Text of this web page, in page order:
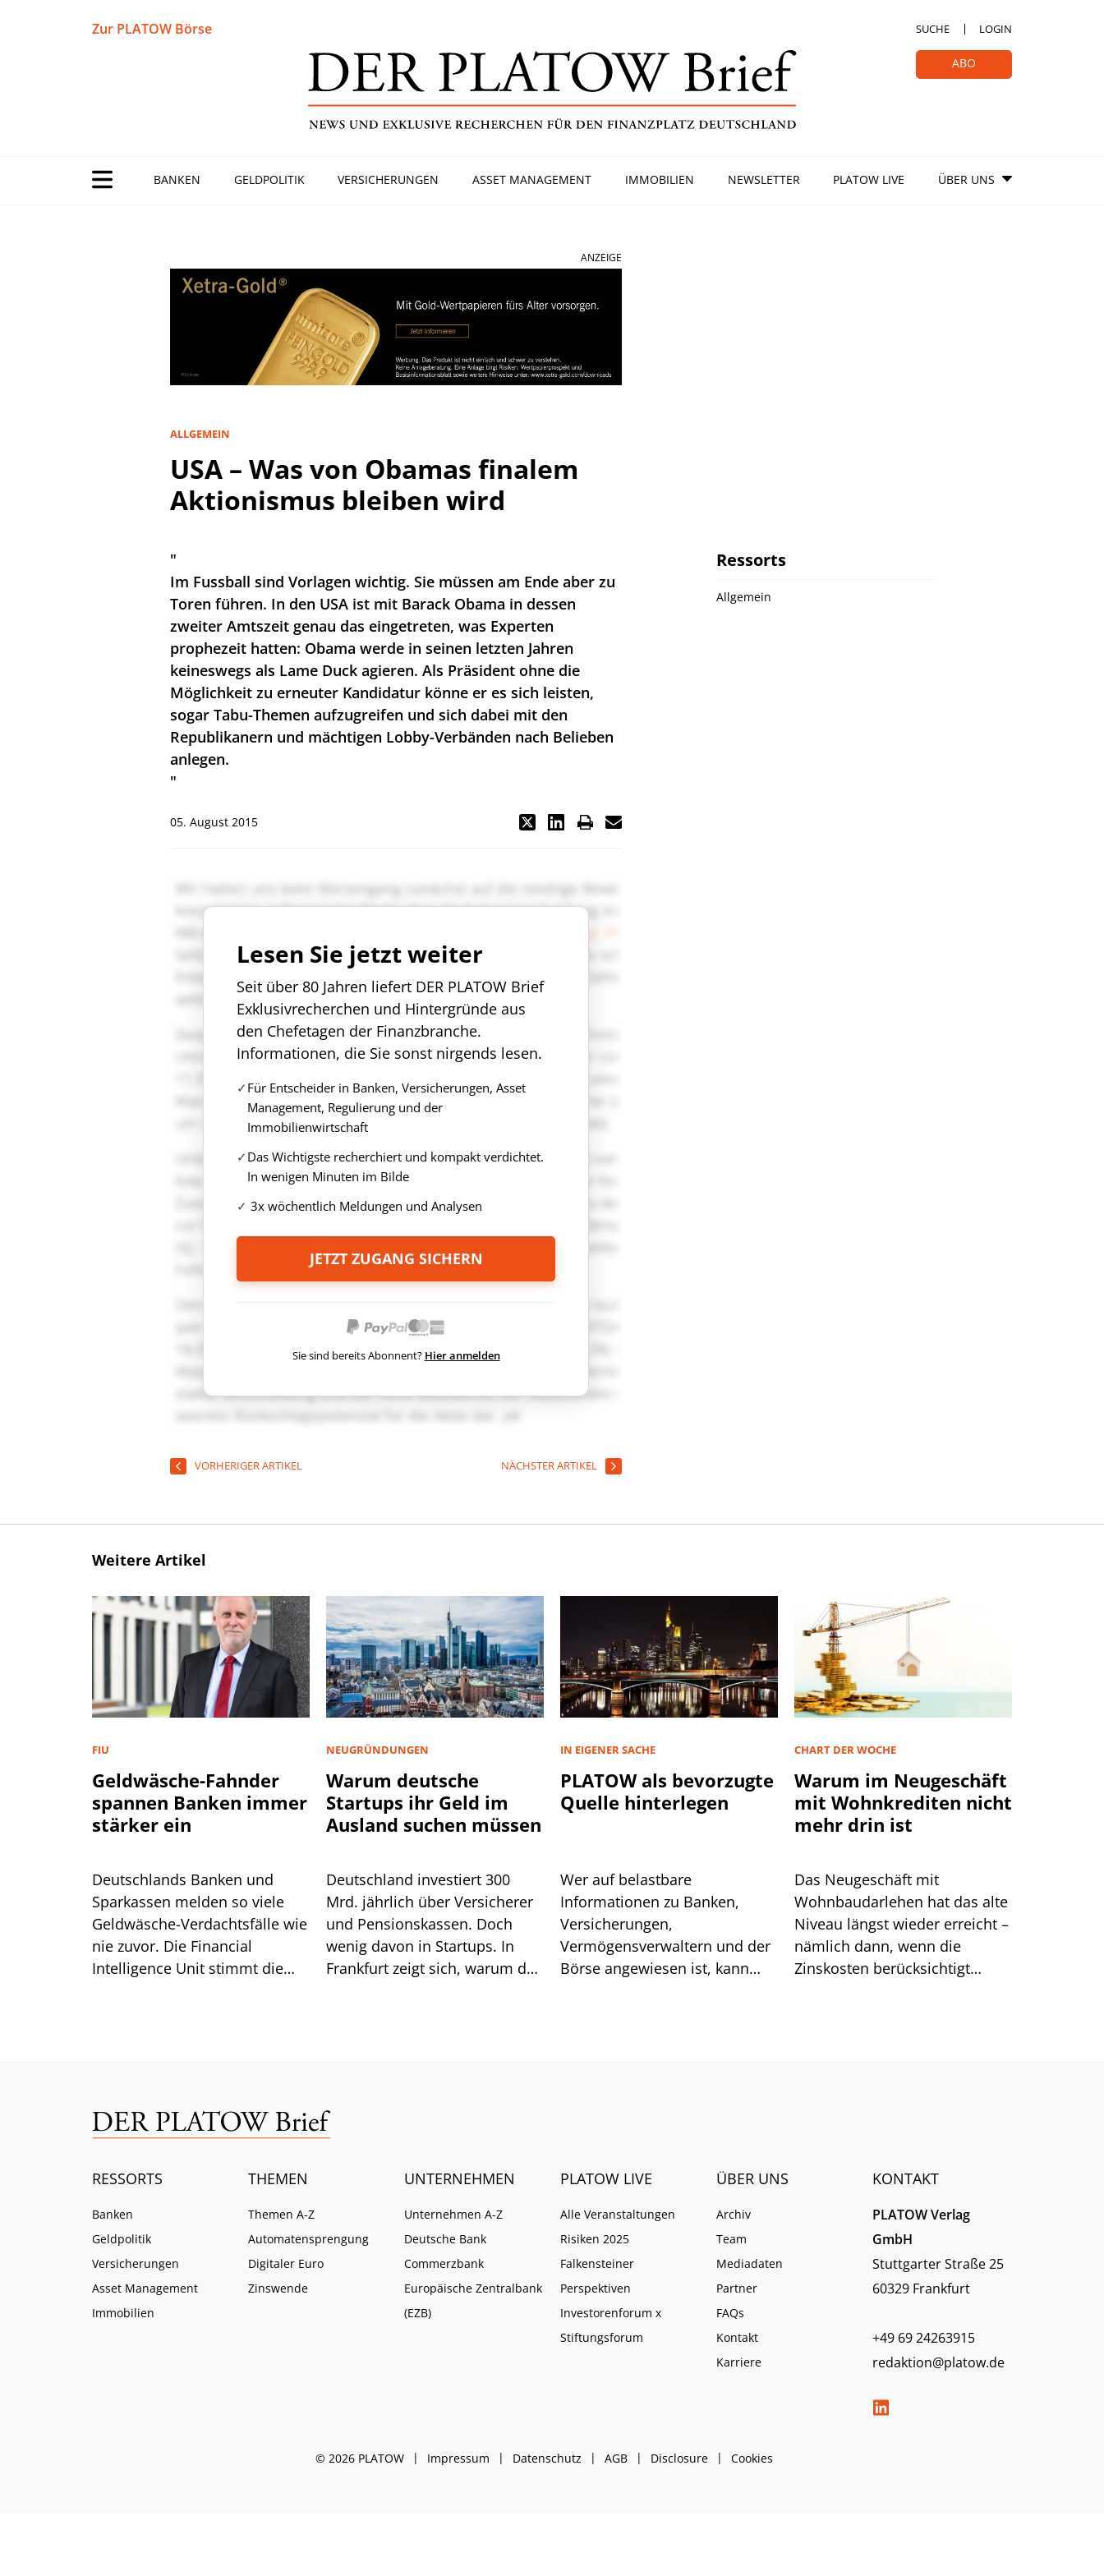
Zur PLATOW Börse SUCHE LOGIN
ABO
BANKEN GELDPOLITIK VERSICHERUNGEN ASSET MANAGEMENT IMMOBILIEN NEWSLETTER PLATOW LIVE ÜBER UNS
ANZEIGE
ALLGEMEIN
USA – Was von Obamas finalem
Aktionismus bleiben wird
"
Im Fussball sind Vorlagen wichtig. Sie müssen am Ende aber zu
Toren führen. In den USA ist mit Barack Obama in dessen
zweiter Amtszeit genau das eingetreten, was Experten
prophezeit hatten: Obama werde in seinen letzten Jahren
keineswegs als Lame Duck agieren. Als Präsident ohne die
Möglichkeit zu erneuter Kandidatur könne er es sich leisten,
sogar Tabu-Themen aufzugreifen und sich dabei mit den
Republikanern und mächtigen Lobby-Verbänden nach Belieben
anlegen.
"
05. August 2015
Lesen Sie jetzt weiter
Seit über 80 Jahren liefert DER PLATOW Brief
Exklusivrecherchen und Hintergründe aus
den Chefetagen der Finanzbranche.
Informationen, die Sie sonst nirgends lesen.
Für Entscheider in Banken, Versicherungen, Asset
Management, Regulierung und der
Immobilienwirtschaft
Das Wichtigste recherchiert und kompakt verdichtet.
In wenigen Minuten im Bilde
3x wöchentlich Meldungen und Analysen
JETZT ZUGANG SICHERN
Sie sind bereits Abonnent? Hier anmelden
VORHERIGER ARTIKEL NÄCHSTER ARTIKEL
Ressorts
Allgemein
Weitere Artikel
FIU
Geldwäsche-Fahnder
spannen Banken immer
stärker ein
Deutschlands Banken und
Sparkassen melden so viele
Geldwäsche-Verdachtsfälle wie
nie zuvor. Die Financial
Intelligence Unit stimmt die
NEUGRÜNDUNGEN
Warum deutsche
Startups ihr Geld im
Ausland suchen müssen
Deutschland investiert 300
Mrd. jährlich über Versicherer
und Pensionskassen. Doch
wenig davon in Startups. In
Frankfurt zeigt sich, warum das
IN EIGENER SACHE
PLATOW als bevorzugte
Quelle hinterlegen
Wer auf belastbare
Informationen zu Banken,
Versicherungen,
Vermögensverwaltern und der
Börse angewiesen ist, kann
CHART DER WOCHE
Warum im Neugeschäft
mit Wohnkrediten nicht
mehr drin ist
Das Neugeschäft mit
Wohnbaudarlehen hat das alte
Niveau längst wieder erreicht –
nämlich dann, wenn die
Zinskosten berücksichtigt
RESSORTS
Banken
Geldpolitik
Versicherungen
Asset Management
Immobilien
THEMEN
Themen A-Z
Automatensprengung
Digitaler Euro
Zinswende
UNTERNEHMEN
Unternehmen A-Z
Deutsche Bank
Commerzbank
Europäische Zentralbank
(EZB)
PLATOW LIVE
Alle Veranstaltungen
Risiken 2025
Falkensteiner
Perspektiven
Investorenforum x
Stiftungsforum
ÜBER UNS
Archiv
Team
Mediadaten
Partner
FAQs
Kontakt
Karriere
KONTAKT
PLATOW Verlag
GmbH
Stuttgarter Straße 25
60329 Frankfurt
+49 69 24263915
redaktion@platow.de
© 2026 PLATOW Impressum Datenschutz AGB Disclosure Cookies